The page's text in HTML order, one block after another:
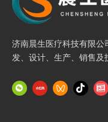
大了。尧和舜是人，桀和
在仁义和危害方面却有
的产生则是因为利益。
子杀害君主、儿子杀害父
渔樵论道
济南晨生医疗科技有限
发、设计、生产、销售及